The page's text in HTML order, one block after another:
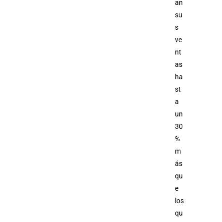
an
su
s
ve
nt
as
ha
st
a
un
30
%
m
ás
qu
e
los
qu